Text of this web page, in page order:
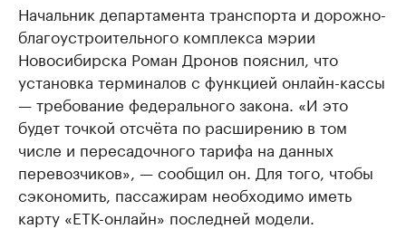
Начальник департамента транспорта и дорожно-
благоустроительного комплекса мэрии
Новосибирска Роман Дронов пояснил, что
установка терминалов с функцией онлайн-кассы
— требование федерального закона. «И это
будет точкой отсчёта по расширению в том
числе и пересадочного тарифа на данных
перевозчиков», — сообщил он. Для того, чтобы
сэкономить, пассажирам необходимо иметь
карту «ЕТК-онлайн» последней модели.